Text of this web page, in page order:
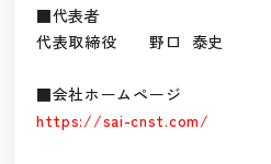
■代表者
代表取締役 野口 泰史
■会社ホームページ
https://sai-cnst.com/